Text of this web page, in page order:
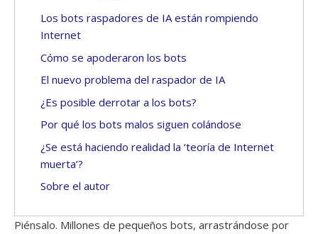
Los bots raspadores de IA están rompiendo
Internet
Cómo se apoderaron los bots
El nuevo problema del raspador de IA
¿Es posible derrotar a los bots?
Por qué los bots malos siguen colándose
¿Se está haciendo realidad la ‘teoría de Internet
muerta’?
Sobre el autor
Piénsalo. Millones de pequeños bots, arrastrándose por